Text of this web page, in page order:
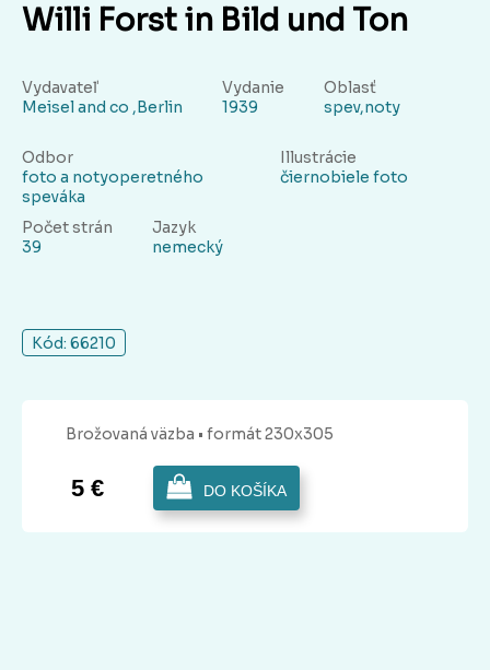
Willi Forst in Bild und Ton
Vydavateľ
Meisel and co ,Berlin
Vydanie
1939
Oblasť
spev,noty
Odbor
foto a notyoperetného
speváka
Illustrácie
čiernobiele foto
Počet strán
39
Jazyk
nemecký
Kód: 66210
Brožovaná väzba • formát 230x305
5 € DO KOŠÍKA